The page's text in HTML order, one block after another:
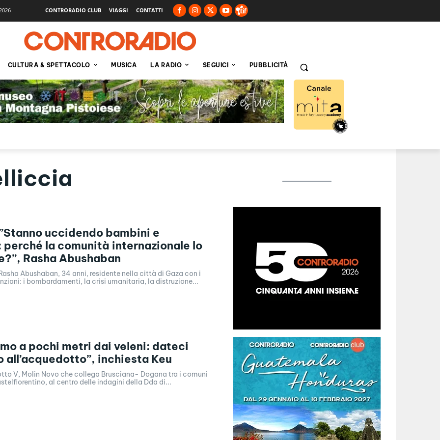
CONTRORADIO CLUB VIAGGI CONTATTI
CULTURA & SPETTACOLO MUSICA LA RADIO SEGUICI PUBBLICITÀ
uccidendo bambini e
la comunità internazionale lo
Rasha Abushaban
Abushaban, 34 anni, residente nella città di Gaza con i
i bombardamenti, la crisi umanitaria, la distruzione...
a pochi metri dai veleni: dateci
all’acquedotto”, inchiesta Keu
V, Molin Novo che collega Brusciana- Dogana tra i comuni
al centro delle indagini della Dda di...